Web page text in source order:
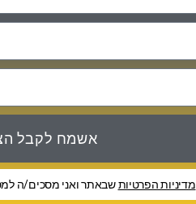
אשמח לקבל
מדיניות הפרטיותשבאתר ואני מסכים/ה